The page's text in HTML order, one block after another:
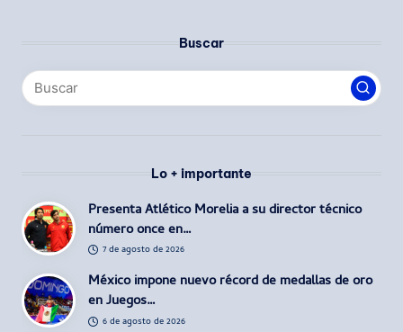
Buscar
Lo + importante
Presenta Atlético Morelia a su director técnico
número once en…
7 de agosto de 2026
México impone nuevo récord de medallas de oro
en Juegos…
6 de agosto de 2026